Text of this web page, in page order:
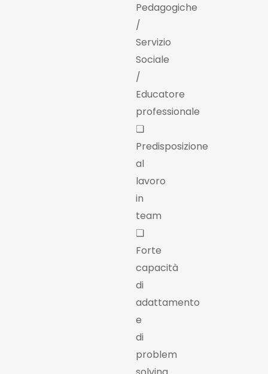
Pedagogiche
/
Servizio
Sociale
/
Educatore
professionale
❏
Predisposizione
al
lavoro
in
team
❏
Forte
capacità
di
adattamento
e
di
problem